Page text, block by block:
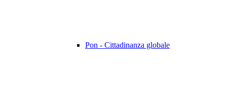
Pon - Cittadinanza globale